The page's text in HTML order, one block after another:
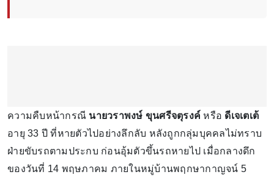
ความคืบหน้ากรณี นายวราพงษ์ ขุนศรีจตุรงค์หรือ ดีเจเตเต้
อายุ 33 ปี ที่หายตัวไปอย่างลึกลับ หลังถูกกลุ่มบุคคลไม่ทราบ
ฝ่ายขับรถตามประกบ ก่อนอุ้มตัวขึ้นรถหายไป เมื่อกลางดึก
ของวันที่ 14 พฤษภาคม ภายในหมู่บ้านพฤกษากาญจน์ 5